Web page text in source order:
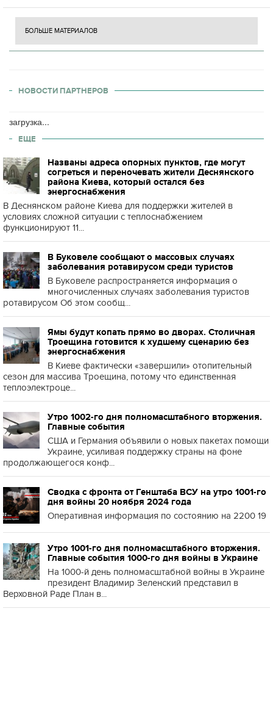
БОЛЬШЕ МАТЕРИАЛОВ
НОВОСТИ ПАРТНЕРОВ
загрузка...
ЕЩЕ
Названы адреса опорных пунктов, где могут
согреться и переночевать жители Деснянского
района Киева, который остался без
энергоснабжения
В Деснянском районе Киева для поддержки жителей в
условиях сложной ситуации с теплоснабжением
функционируют 11...
В Буковеле сообщают о массовых случаях
заболевания ротавирусом среди туристов
В Буковеле распространяется информация о
многочисленных случаях заболевания туристов
ротавирусом Об этом сообщ...
Ямы будут копать прямо во дворах. Столичная
Троещина готовится к худшему сценарию без
энергоснабжения
В Киеве фактически «завершили» отопительный
сезон для массива Троещина, потому что единственная
теплоэлектроце...
Утро 1002-го дня полномасштабного вторжения.
Главные события
США и Германия объявили о новых пакетах помощи
Украине, усиливая поддержку страны на фоне
продолжающегося конф...
Сводка с фронта от Генштаба ВСУ на утро 1001-го
дня войны 20 ноября 2024 года
Оперативная информация по состоянию на 2200 19
Утро 1001-го дня полномасштабного вторжения.
Главные события 1000-го дня войны в Украине
На 1000-й день полномасштабной войны в Украине
президент Владимир Зеленский представил в
Верховной Раде План в...